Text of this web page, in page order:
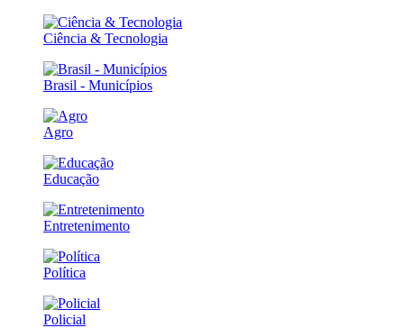
Ciência & Tecnologia
Brasil - Municípios
Agro
Educação
Entretenimento
Política
Policial